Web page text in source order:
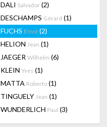
DALI Salvador (2)
DESCHAMPS Gérard (1)
FUCHS Ernst (2)
HELION Jean (1)
JAEGER Wilhelm (6)
KLEIN Yves (1)
MATTA Roberto (1)
TINGUELY Jean (1)
WUNDERLICH Paul (3)